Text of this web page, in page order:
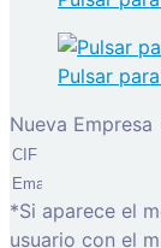
Pulsar
Nueva Empresa
*Si aparece el
usuario con el